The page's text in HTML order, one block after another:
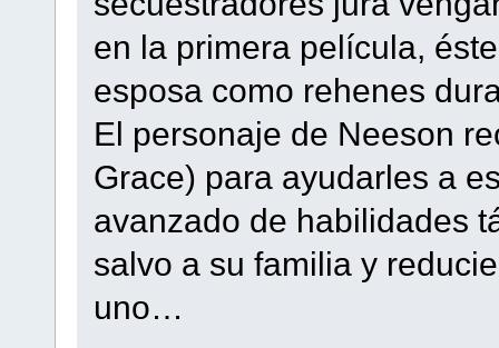
en la primera película,
esposa como rehenes
El personaje de Neeson
Grace) para ayudarles a
avanzado de habilidades
salvo a su familia y
uno…